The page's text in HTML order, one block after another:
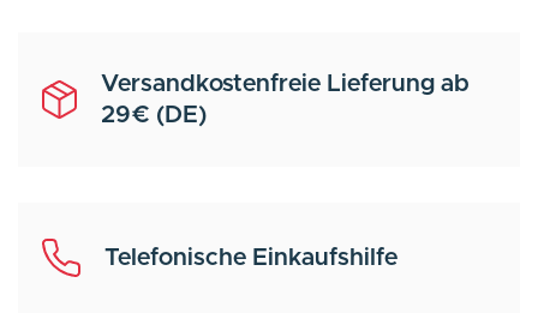
Versandkostenfreie Lieferung ab
29€ (DE)
Telefonische Einkaufshilfe